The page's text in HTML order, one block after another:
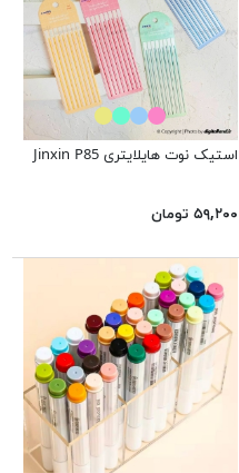
استیک نوت هایلایتری Jinxin P85
۵۹,۲۰۰ تومان